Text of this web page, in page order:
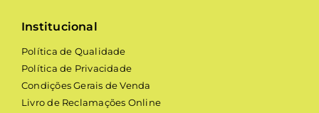
Institucional
Política de Qualidade
Política de Privacidade
Condições Gerais de Venda
Livro de Reclamações Online